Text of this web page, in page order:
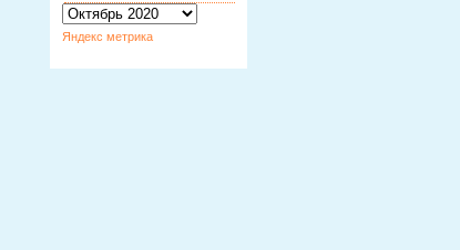
Архивы
Яндекс метрика